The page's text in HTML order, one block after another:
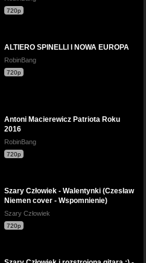
720p
ALTIERO SPINELLI I NOWA EUROPA
RobinBang
720p
Antoni Macierewicz Patriota Roku
2016
RobinBang
720p
Szary Człowiek - Walentynki (Czesław
Niemen cover - Wspomnienie)
Szary Człowiek
720p